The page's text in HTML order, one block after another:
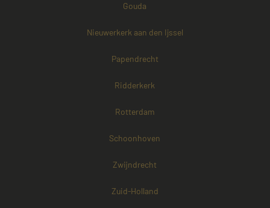
Gouda
Nieuwerkerk aan den Ijssel
Papendrecht
Ridderkerk
Rotterdam
Schoonhoven
Zwijndrecht
Zuid-Holland